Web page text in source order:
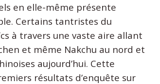
en elle-même présente
Certains tantristes du
à travers une vaste aire allant
et même Nakchu au nord et
aujourd’hui. Cette
résultats d’enquête sur